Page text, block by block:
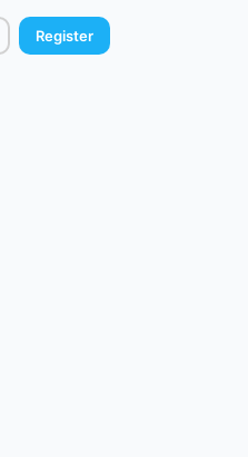
Register